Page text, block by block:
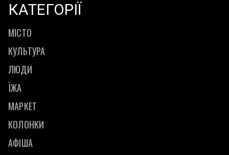
КАТЕГОРІЇ
МІСТО
КУЛЬТУРА
ЛЮДИ
ЇЖА
МАРКЕТ
КОЛОНКИ
АФІША